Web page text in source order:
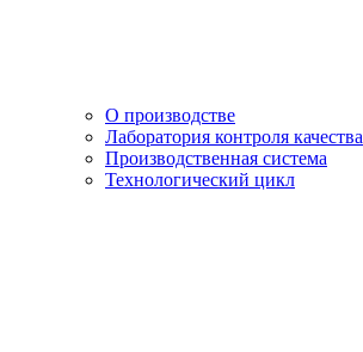
О производстве
Лаборатория контроля качества
Производственная система
Технологический цикл